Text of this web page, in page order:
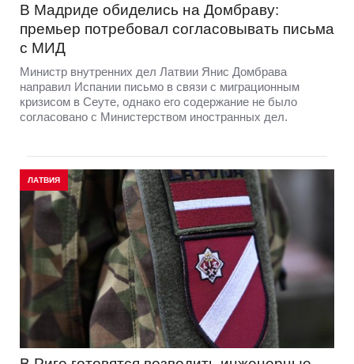
В Мадриде обиделись на Домбраву:
премьер потребовал согласовывать письма
с МИД
Министр внутренних дел Латвии Янис Домбрава
направил Испании письмо в связи с миграционным
кризисом в Сеуте, однако его содержание не было
согласовано с Министерством иностранных дел.
ЛАТВИЯ